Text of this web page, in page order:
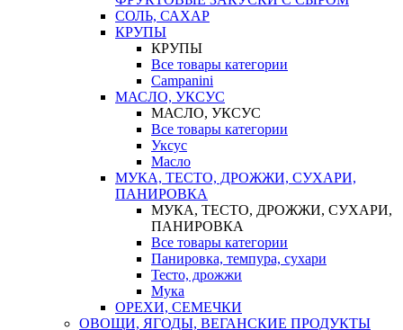
СОЛЬ, САХАР
КРУПЫ
КРУПЫ
Все товары категории
Campanini
МАСЛО, УКСУС
МАСЛО, УКСУС
Все товары категории
Уксус
Масло
МУКА, ТЕСТО, ДРОЖЖИ, СУХАРИ,
ПАНИРОВКА
МУКА, ТЕСТО, ДРОЖЖИ, СУХАРИ,
ПАНИРОВКА
Все товары категории
Панировка, темпура, сухари
Тесто, дрожжи
Мука
ОРЕХИ, СЕМЕЧКИ
ОВОЩИ, ЯГОДЫ, ВЕГАНСКИЕ ПРОДУКТЫ